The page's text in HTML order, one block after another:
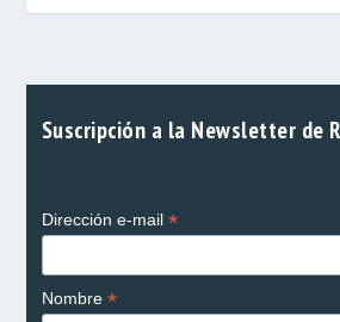
Suscripción a la Newsletter de
Dirección e-mail *
Nombre *